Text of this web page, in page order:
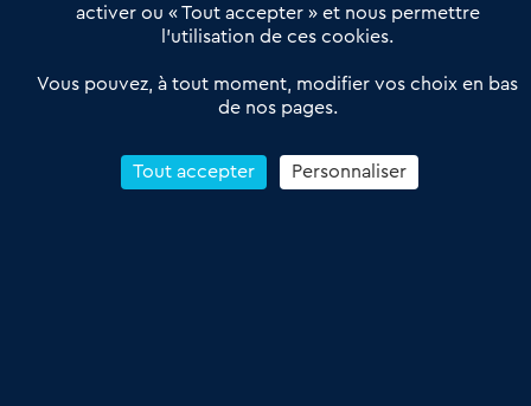
Réseau 3C : un partenaire national dédié aux transactions
Petitscommerces : Un partenariat au service du commerce de
proximité et des territoires
Reprendre un Restaurant Rapide
activer ou « Tout accepter » et nous permettre
l’utilisation de ces cookies.
Vous pouvez, à tout moment, modifier vos choix en bas
de nos pages.
Tout accepter Personnaliser